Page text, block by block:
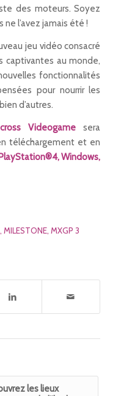
des moteurs. Soyez
l’avez jamais été !
jeu vidéo consacré
captivantes au monde,
fonctionnalités
pour nourrir les
d’autres.
Videogame sera
téléchargement et en
Windows,
, MILESTONE, MXGP 3
les lieux